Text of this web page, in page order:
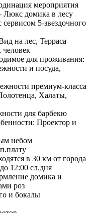
мероприятия
Люкс домика в лесу
5-звездочного
на лес, Терраса
человек
для проживания:
и посуда,
премиум-класса
Халаты,
для барбекю
Проектор и
небом
в 30 км от города
12:00 сл.дня
домика и
роз
и бокалы